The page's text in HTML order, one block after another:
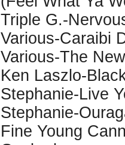
Triple G.-
Various-Caraibi
Various-The
Ken Laszlo-
Stephanie-Live
Stephanie-
Fine Young